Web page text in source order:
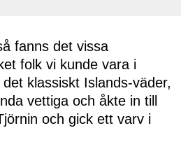
fanns det vissa
folk vi kunde vara i
klassiskt Islands-väder,
vettiga och åkte in till
och gick ett varv i